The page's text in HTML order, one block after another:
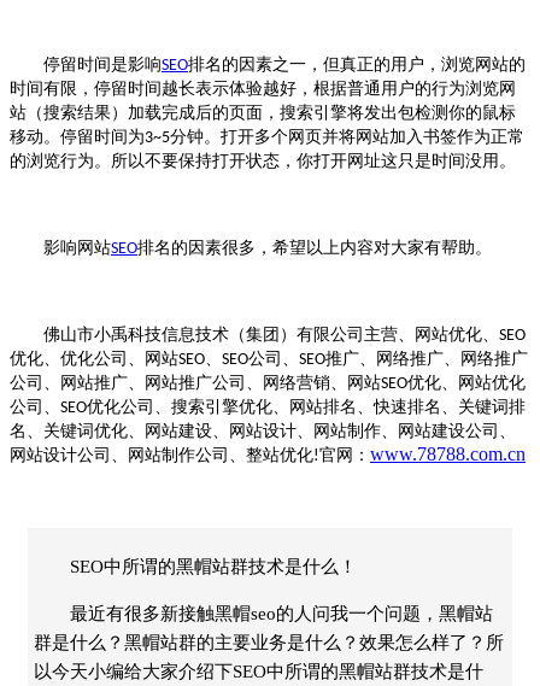
停留时间是影响SEO排名的因素之一，但真正的用户，浏览网站的
时间有限，停留时间越长表示体验越好，根据普通用户的行为浏览网
站（搜索结果）加载完成后的页面，搜索引擎将发出包检测你的鼠标
移动。停留时间为3~5分钟。打开多个网页并将网站加入书签作为正常
的浏览行为。所以不要保持打开状态，你打开网址这只是时间没用。
影响网站SEO排名的因素很多，希望以上内容对大家有帮助。
佛山市小禹科技信息技术（集团）有限公司主营、网站优化、 SEO
优化、优化公司、网站SEO SEO公司、 SEO推广、网络推广、网络推广
公司、网站推广、网站推广公司、网络营销、网站SEO优化、网站优化
公司、 SEO优化公司、搜索引擎优化、网站排名、快速排名、关键词排
名、关键词优化、网站建设、网站设计、网站制作、网站建设公司、
网站设计公司、网站制作公司、整站优化!官网： www.78788.com.cn
SEO中所谓的黑帽站群技术是什么！
最近有很多新接触黑帽seo的人问我一个问题，黑帽站
群是什么？黑帽站群的主要业务是什么？效果怎么样了？所
以今天小编给大家介绍下SEO中所谓的黑帽站群技术是什